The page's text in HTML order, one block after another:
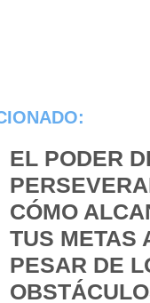
EL PODER
CÓMO
TUS METAS
PESAR DE